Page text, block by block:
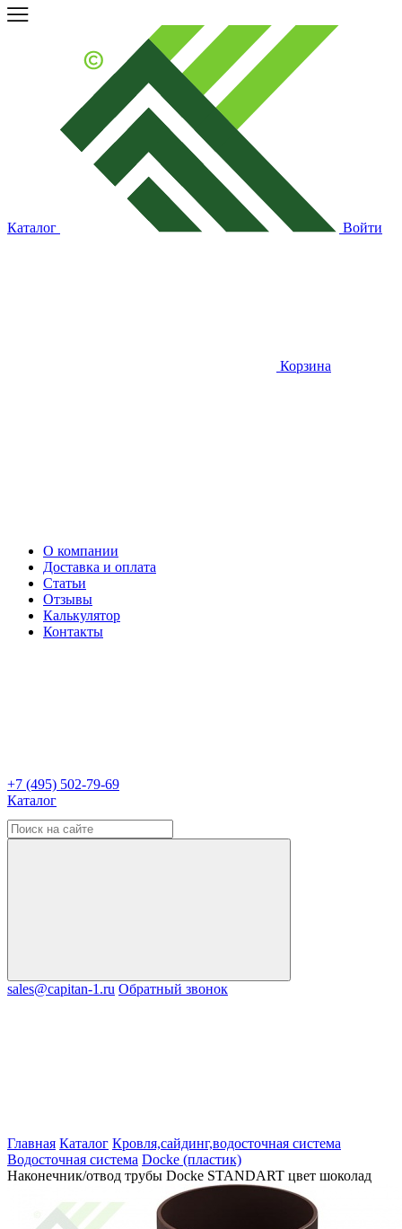
Каталог Войти
Корзина
О компании
Доставка и оплата
Статьи
Отзывы
Калькулятор
Контакты
+7 (495) 502-79-69
Каталог
sales@capitan-1.ru Обратный звонок
Главная Каталог Кровля,сайдинг,водосточная система
Водосточная система Docke (пластик)
Наконечник/отвод трубы Docke STANDART цвет шоколад